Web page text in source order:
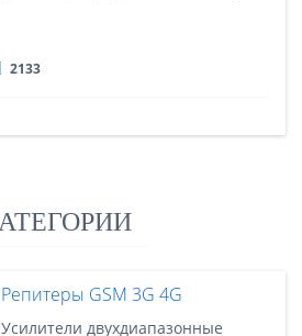
2133
Репитеры GSM 3G 4G
Усилители двухдиапазонные